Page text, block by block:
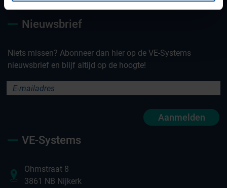
Nieuwsbrief
Niets missen? Abonneer dan hier op de VE-Systems
nieuwsbrief en blijf altijd op de hoogte!
Aanmelden
VE-Systems
Ohmstraat 8
3861 NB Nijkerk